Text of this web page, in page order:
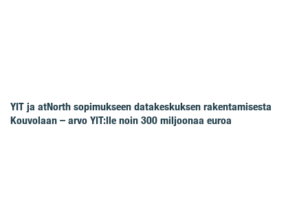
YIT ja atNorth sopimukseen datakeskuksen rakentamisesta
Kouvolaan – arvo YIT:lle noin 300 miljoonaa euroa